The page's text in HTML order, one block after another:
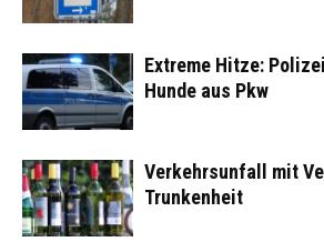
Extreme Hitze:
Hunde aus Pkw
Verkehrsunfall mit
Trunkenheit